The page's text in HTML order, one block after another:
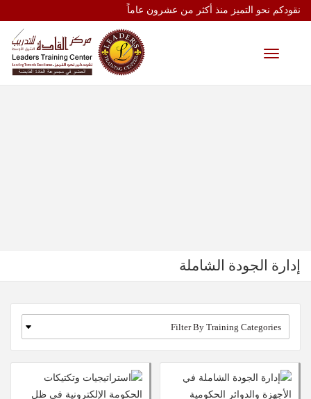
نقودكم نحو التميز منذ أكثر من عشرون عاماً
Toggle
إدارة الجودة الشاملة